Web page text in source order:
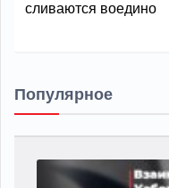
сливаются воедино
Популярное